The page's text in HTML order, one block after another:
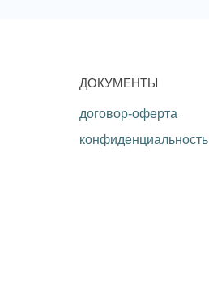
ДОКУМЕНТЫ
договор-оферта
конфиденциальность